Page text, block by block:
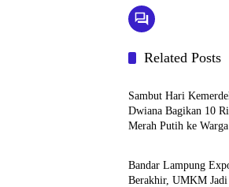
Related Posts
Kominfo Kota 2026
Sambut Hari
Dwiana Bagikan 10
Merah Putih ke Warga
Bandar Lampung
Berakhir, UMKM Jadi